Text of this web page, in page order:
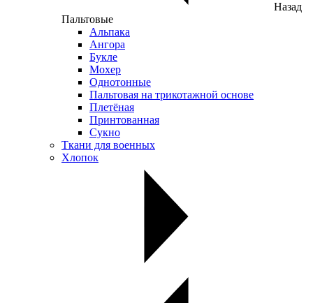
Назад
Пальтовые
Альпака
Ангора
Букле
Мохер
Однотонные
Пальтовая на трикотажной основе
Плетёная
Принтованная
Сукно
Ткани для военных
Хлопок